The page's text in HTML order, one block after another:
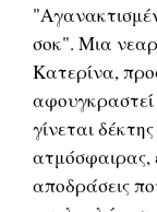
σοκ". Μια
Κατερίνα,
γίνεται
ατμόσφαιρας,
αποδράσεις